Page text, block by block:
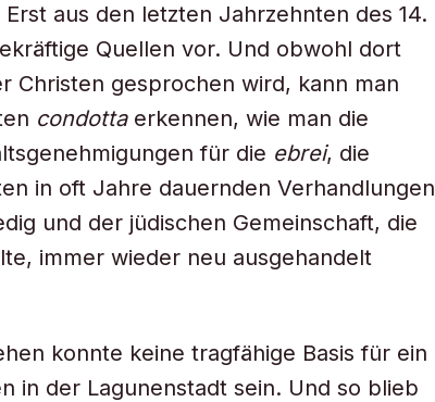
aus den letzten Jahrzehnten des 14.
Quellen vor. Und obwohl dort
Christen gesprochen wird, kann man
condottaerkennen, wie man die
für die ebrei, die
in oft Jahre dauernden Verhandlungen
und der jüdischen Gemeinschaft, die
immer wieder neu ausgehandelt
konnte keine tragfähige Basis für ein
in der Lagunenstadt sein. Und so blieb